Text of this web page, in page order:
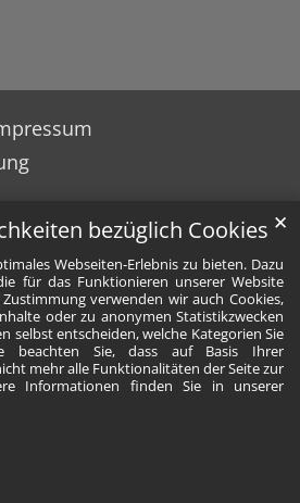
bezüglich Cookies
Webseiten-Erlebnis zu bieten. Dazu
für das Funktionieren unserer Website
verwenden wir auch Cookies,
oder zu anonymen Statistikzwecken
selbst entscheiden, welche Kategorien Sie
beachten Sie, dass auf Basis Ihrer
mehr alle Funktionalitäten der Seite zur
Informationen finden Sie in unserer
✕